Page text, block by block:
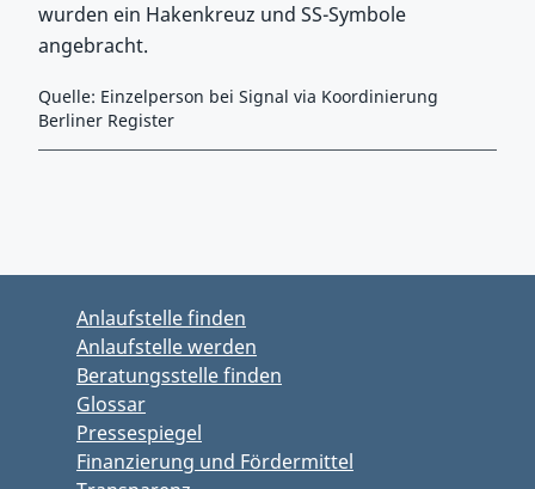
wurden ein Hakenkreuz und SS-Symbole
angebracht.
Quelle: Einzelperson bei Signal via Koordinierung
Berliner Register
Anlaufstelle finden
Anlaufstelle werden
Beratungsstelle finden
Glossar
Pressespiegel
Finanzierung und Fördermittel